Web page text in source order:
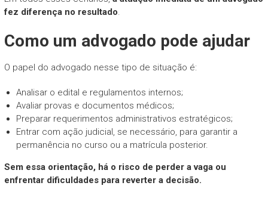
fez diferença no resultado.
Como um advogado pode ajudar
O papel do advogado nesse tipo de situação é:
Analisar o edital e regulamentos internos;
Avaliar provas e documentos médicos;
Preparar requerimentos administrativos estratégicos;
Entrar com ação judicial, se necessário, para garantir a
permanência no curso ou a matrícula posterior.
Sem essa orientação, há o risco de perder a vaga ou
enfrentar dificuldades para reverter a decisão.